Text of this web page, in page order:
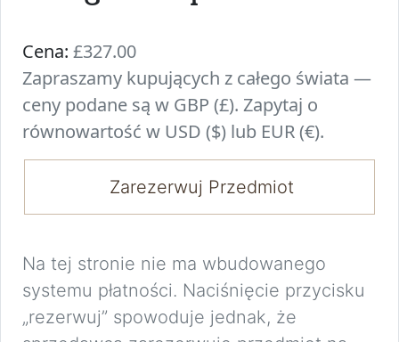
Cena: £327.00
Zapraszamy kupujących z całego świata —
ceny podane są w GBP (£). Zapytaj o
równowartość w USD ($) lub EUR (€).
Zarezerwuj Przedmiot
Na tej stronie nie ma wbudowanego
systemu płatności. Naciśnięcie przycisku
„rezerwuj” spowoduje jednak, że